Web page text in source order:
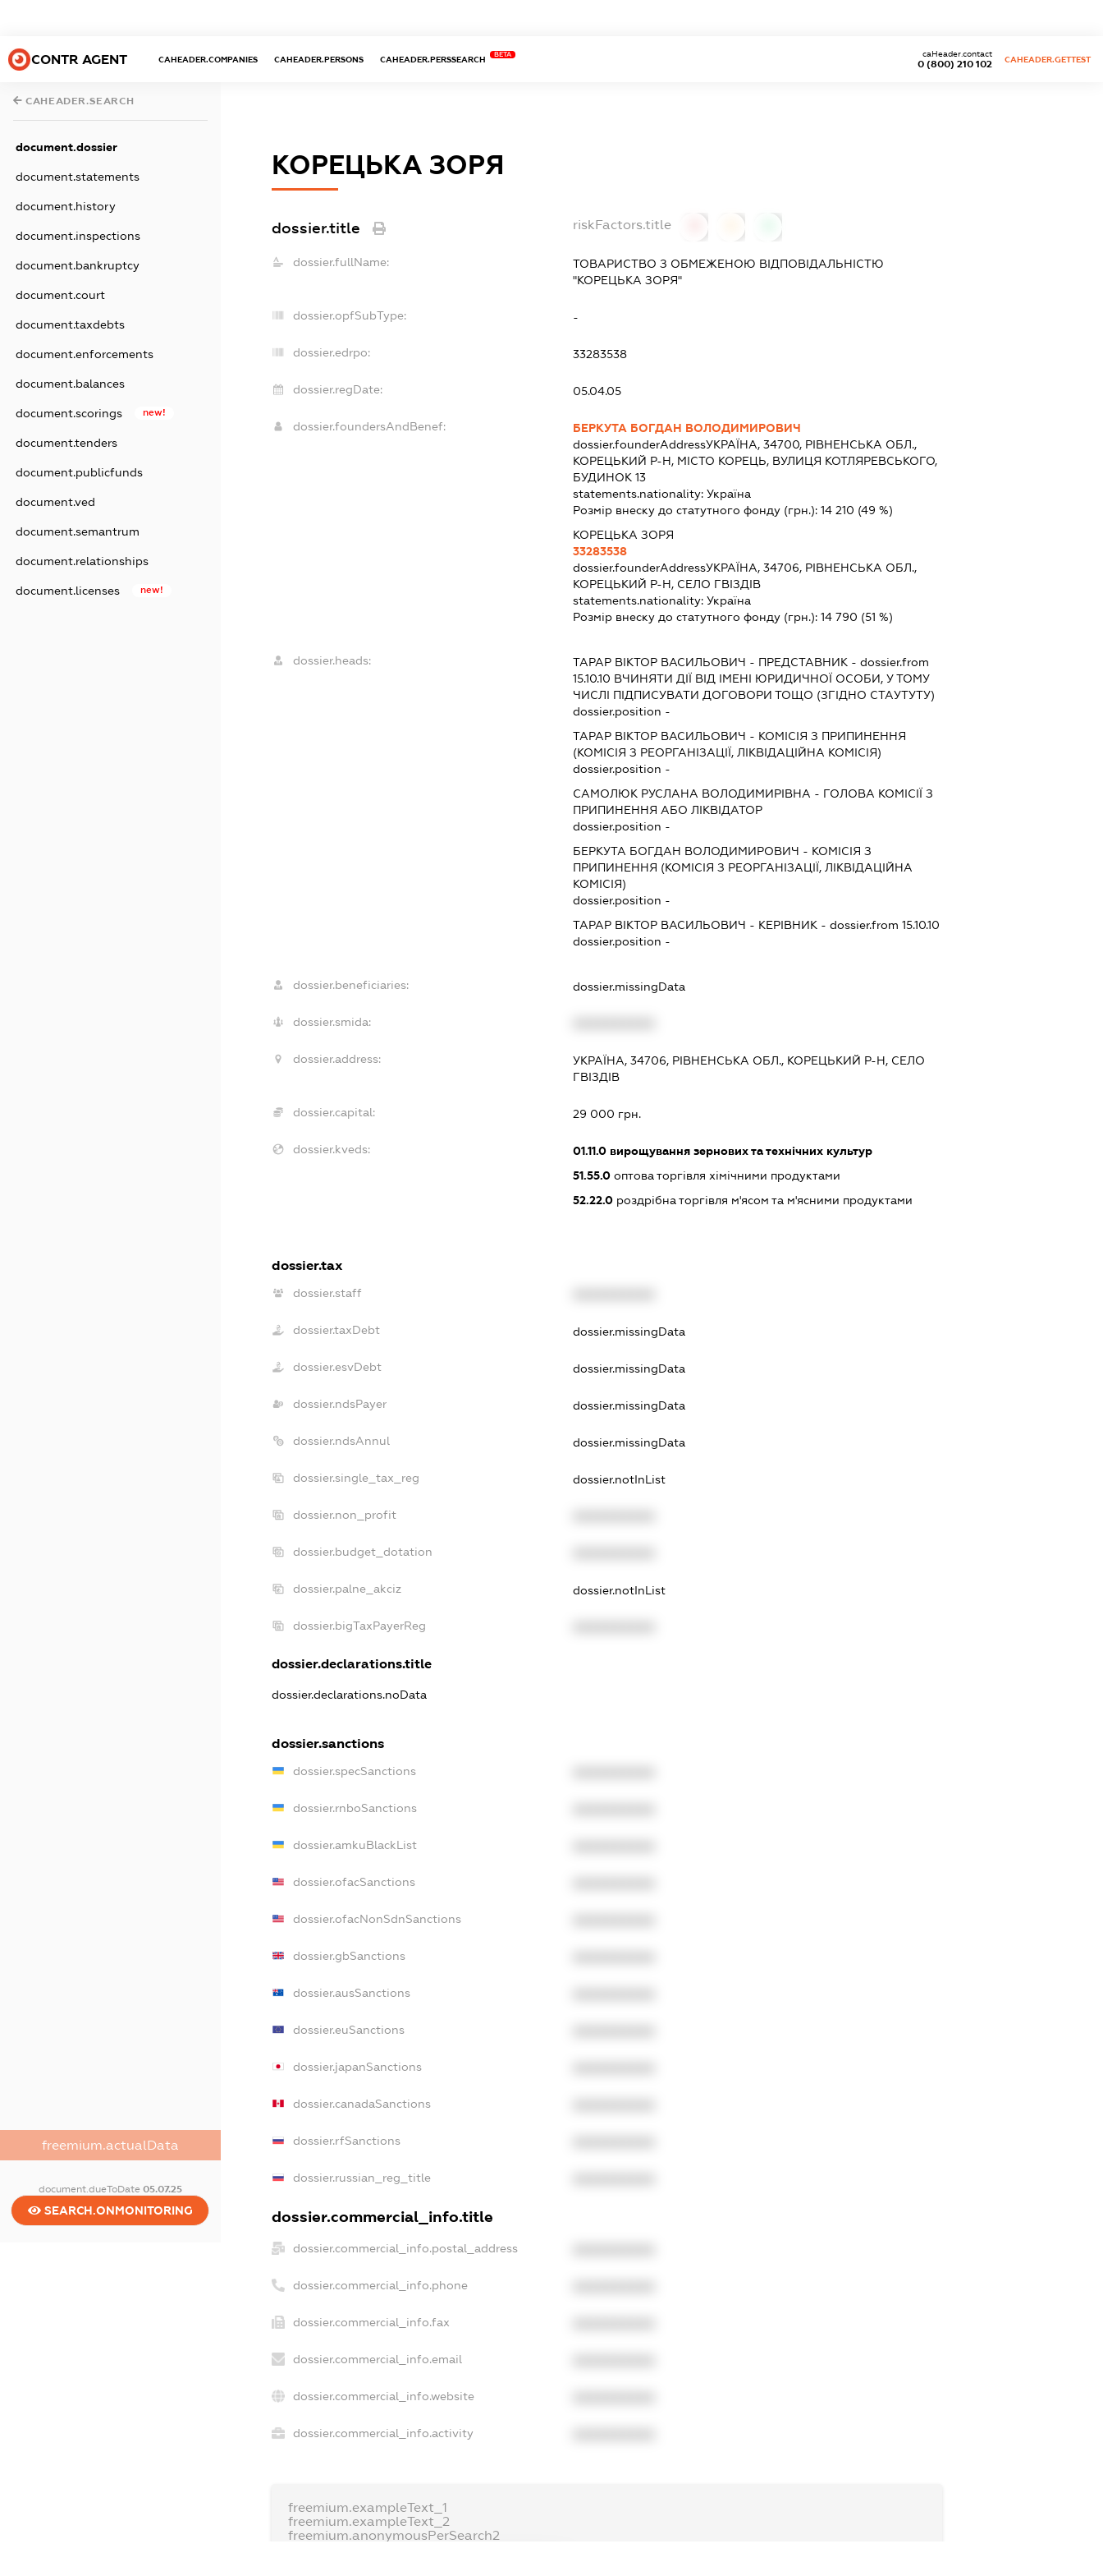
CONTR AGENT CAHEADER.COMPANIES CAHEADER.PERSONS CAHEADER.PERSSEARCH
BETA
0 (800) 210 102
caHeader.contact
CAHEADER.GETTEST
CAHEADER.SEARCH
document.dossier
document.statements
document.history
document.inspections
document.bankruptcy
document.court
document.taxdebts
document.enforcements
document.balances
document.scorings new!
document.tenders
document.publicfunds
document.ved
document.semantrum
document.relationships
document.licenses new!
freemium.actualData
document.dueToDate 05.07.25
SEARCH.ONMONITORING
КОРЕЦЬКА ЗОРЯ
dossier.title riskFactors.title
dossier.fullName:
ТОВАРИСТВО З ОБМЕЖЕНОЮ ВІДПОВІДАЛЬНІСТЮ
"КОРЕЦЬКА ЗОРЯ"
dossier.opfSubType: -
dossier.edrpo: 33283538
dossier.regDate: 05.04.05
dossier.foundersAndBenef:
БЕРКУТА БОГДАН ВОЛОДИМИРОВИЧ
dossier.founderAddressУКРАЇНА, 34700, РІВНЕНСЬКА ОБЛ.,
КОРЕЦЬКИЙ Р-Н, МІСТО КОРЕЦЬ, ВУЛИЦЯ КОТЛЯРЕВСЬКОГО,
БУДИНОК 13
statements.nationality:Україна
Розмір внеску до статутного фонду (грн.):14 210 (49 %)
КОРЕЦЬКА ЗОРЯ
33283538
dossier.founderAddressУКРАЇНА, 34706, РІВНЕНСЬКА ОБЛ.,
КОРЕЦЬКИЙ Р-Н, СЕЛО ГВІЗДІВ
statements.nationality:Україна
Розмір внеску до статутного фонду (грн.):14 790 (51 %)
dossier.heads: ТАРАР ВІКТОР ВАСИЛЬОВИЧ - ПРЕДСТАВНИК - dossier.from
15.10.10 ВЧИНЯТИ ДІЇ ВІД ІМЕНІ ЮРИДИЧНОЇ ОСОБИ, У ТОМУ
ЧИСЛІ ПІДПИСУВАТИ ДОГОВОРИ ТОЩО (ЗГІДНО СТАУТУТУ)
dossier.position -
ТАРАР ВІКТОР ВАСИЛЬОВИЧ - КОМІСІЯ З ПРИПИНЕННЯ
(КОМІСІЯ З РЕОРГАНІЗАЦІЇ, ЛІКВІДАЦІЙНА КОМІСІЯ)
dossier.position -
САМОЛЮК РУСЛАНА ВОЛОДИМИРІВНА - ГОЛОВА КОМІСІЇ З
ПРИПИНЕННЯ АБО ЛІКВІДАТОР
dossier.position -
БЕРКУТА БОГДАН ВОЛОДИМИРОВИЧ - КОМІСІЯ З
ПРИПИНЕННЯ (КОМІСІЯ З РЕОРГАНІЗАЦІЇ, ЛІКВІДАЦІЙНА
КОМІСІЯ)
dossier.position -
ТАРАР ВІКТОР ВАСИЛЬОВИЧ - КЕРІВНИК - dossier.from 15.10.10
dossier.position -
dossier.beneficiaries: dossier.missingData
dossier.smida:
dossier.address:
УКРАЇНА, 34706, РІВНЕНСЬКА ОБЛ., КОРЕЦЬКИЙ Р-Н, СЕЛО
ГВІЗДІВ
dossier.capital: 29 000 грн.
dossier.kveds: 01.11.0 вирощування зернових та технічних культур
51.55.0 оптова торгівля хімічними продуктами
52.22.0 роздрібна торгівля м'ясом та м'ясними продуктами
dossier.tax
dossier.staff
dossier.taxDebt dossier.missingData
dossier.esvDebt dossier.missingData
dossier.ndsPayer dossier.missingData
dossier.ndsAnnul dossier.missingData
dossier.single_tax_reg dossier.notInList
dossier.non_profit
dossier.budget_dotation
dossier.palne_akciz dossier.notInList
dossier.bigTaxPayerReg
dossier.declarations.title
dossier.declarations.noData
dossier.sanctions
dossier.specSanctions
dossier.rnboSanctions
dossier.amkuBlackList
dossier.ofacSanctions
dossier.ofacNonSdnSanctions
dossier.gbSanctions
dossier.ausSanctions
dossier.euSanctions
dossier.japanSanctions
dossier.canadaSanctions
dossier.rfSanctions
dossier.russian_reg_title
dossier.commercial_info.title
dossier.commercial_info.postal_address
dossier.commercial_info.phone
dossier.commercial_info.fax
dossier.commercial_info.email
dossier.commercial_info.website
dossier.commercial_info.activity
freemium.exampleText_1
freemium.exampleText_2
freemium.anonymousPerSearch2